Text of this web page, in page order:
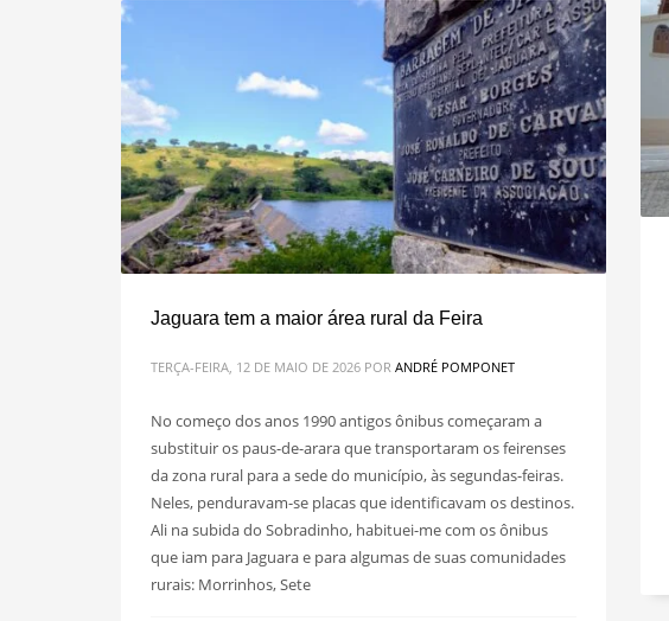
Jaguara tem a maior área rural da Feira
TERÇA-FEIRA, 12 DE MAIO DE 2026 POR ANDRÉ POMPONET
No começo dos anos 1990 antigos ônibus começaram a
substituir os paus-de-arara que transportaram os feirenses
da zona rural para a sede do município, às segundas-feiras.
Neles, penduravam-se placas que identificavam os destinos.
Ali na subida do Sobradinho, habituei-me com os ônibus
que iam para Jaguara e para algumas de suas comunidades
rurais: Morrinhos, Sete